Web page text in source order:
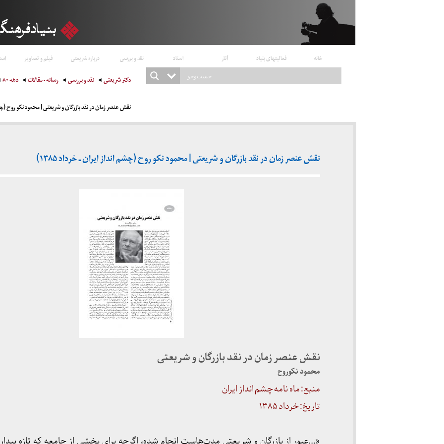
خانه فعالیتهای بنیاد آثار اسناد نقد و بررسی درباره شریعتی فیلم و تصاویر
دکتر شریعتی نقد و بررسی رسانه - مقالات دهه ۸۰
نقش عنصر زمان در نقد بازرگان و شریعتی | محمود نکو روح (چشم
نقش عنصر زمان در نقد بازرگان و شریعتی | محمود نکو روح (چشم انداز ایران ـ خرداد ۱۳۸۵)
نقش عنصر زمان در نقد بازرگان و شریعتی
محمود نکوروح
منبع: ماه نامه چشم انداز ایران
تاریخ: خرداد ۱۳۸۵